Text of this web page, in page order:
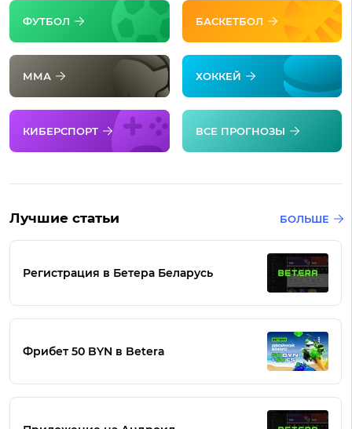
ФУТБОЛ БАСКЕТБОЛ
ММА ХОККЕЙ
КИБЕРСПОРТ ВСЕ ПРОГНОЗЫ
Лучшие статьи БОЛЬШЕ
Регистрация в Бетера Беларусь
Фрибет 50 BYN в Betera